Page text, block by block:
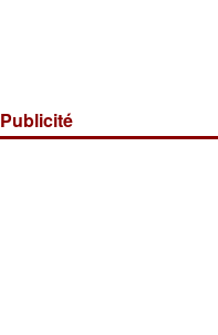
Publicité